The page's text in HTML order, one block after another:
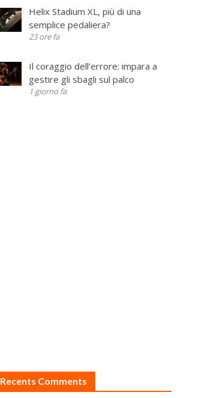
Helix Stadium XL, più di una
semplice pedaliera?
23 ore fa
Il coraggio dell’errore: impara a
gestire gli sbagli sul palco
1 giorno fa
Recents Comments